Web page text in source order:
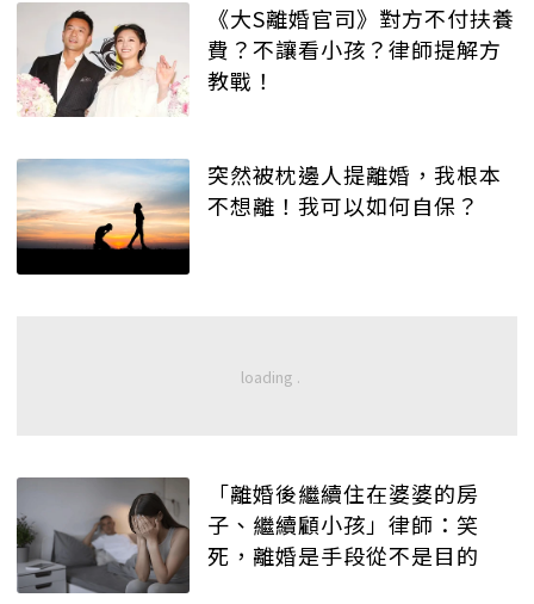
《大S離婚官司》對方不付扶養
費？不讓看小孩？律師提解方
教戰！
突然被枕邊人提離婚，我根本
不想離！我可以如何自保？
「離婚後繼續住在婆婆的房
子、繼續顧小孩」律師：笑
死，離婚是手段從不是目的